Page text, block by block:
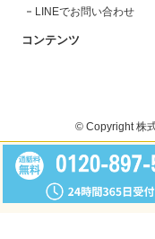
LINEでお問い合わせ
コンテンツ
©Copyright 株